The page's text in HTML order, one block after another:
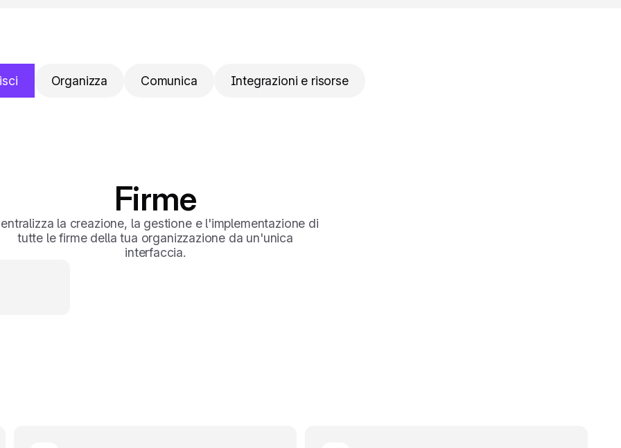
Organizza Comunica Integrazioni e risorse
Firme
la creazione, la gestione e l'implementazione di
tutte le firme della tua organizzazione da un'unica
interfaccia.